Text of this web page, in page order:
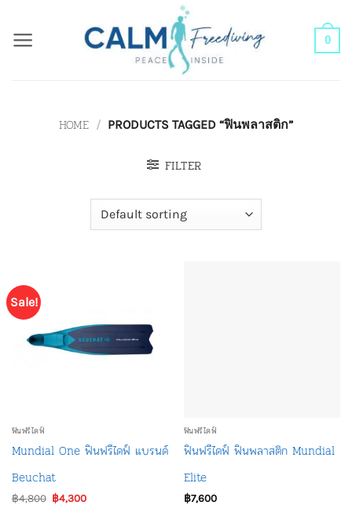
0
HOME / PRODUCTS TAGGED “ฟินพลาสติก”
FILTER
Sale!
ฟินฟรีไดฟ์
Mundial One ฟินฟรีไดฟ์ แบรนด์
Beuchat
฿4,800 Original
฿4,300Current
ฟินฟรีไดฟ์
ฟินฟรีไดฟ์ ฟินพลาสติก Mundial
Elite
฿7,600